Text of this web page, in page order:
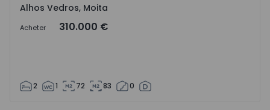
Alhos Vedros, Moita
Acheter 310.000 €
2 1 72 83 0